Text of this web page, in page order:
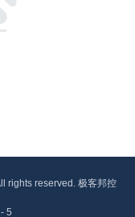
rights reserved. 极客邦控
5